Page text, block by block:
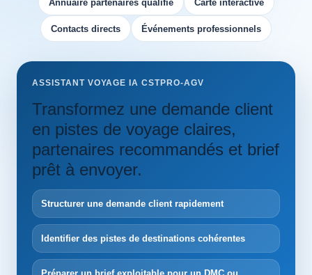
Annuaire partenaires qualifié Carte interactive
Contacts directs Événements professionnels
ASSISTANT VOYAGE IA CSTPRO-AGV
Transformez une demande client
en pistes de voyage claires,
partenaires recommandés et brief
prêt à envoyer.
Structurer une demande client rapidement
Identifier des pistes de destinations cohérentes